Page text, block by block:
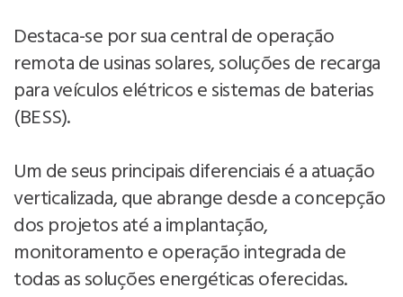
Destaca-se por sua central de operação
remota de usinas solares, soluções de recarga
para veículos elétricos e sistemas de baterias
(BESS).
Um de seus principais diferenciais é a atuação
verticalizada, que abrange desde a concepção
dos projetos até a implantação,
monitoramento e operação integrada de
todas as soluções energéticas oferecidas.